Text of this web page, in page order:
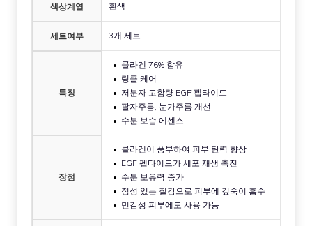
색상계열 흰색
세트여부 3개 세트
특징
콜라겐 76% 함유
링클 케어
저분자 고함량 EGF 펩타이드
팔자주름, 눈가주름 개선
수분 보습 에센스
장점
콜라겐이 풍부하여 피부 탄력 향상
EGF 펩타이드가 세포 재생 촉진
수분 보유력 증가
점성 있는 질감으로 피부에 깊숙이 흡수
민감성 피부에도 사용 가능